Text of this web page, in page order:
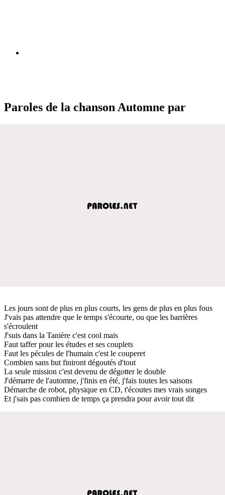
Paroles de la chanson Automne par
Les jours sont de plus en plus courts, les gens de plus en plus fous
J'vais pas attendre que le temps s'écourte, ou que les barrières
s'écroulent
J'suis dans la Tanière c'est cool mais
Faut taffer pour les études et ses couplets
Faut les pécules de l'humain c'est le couperet
Combien sans but finiront dégoutés d'tout
La seule mission c'est devenu de dégotter le double
J'démarre de l'automne, j'finis en été, j'fais toutes les saisons
Démarche de robot, physique en CD, t'écoutes mes vrais songes
Et j'sais pas combien de temps ça prendra pour avoir tout dit